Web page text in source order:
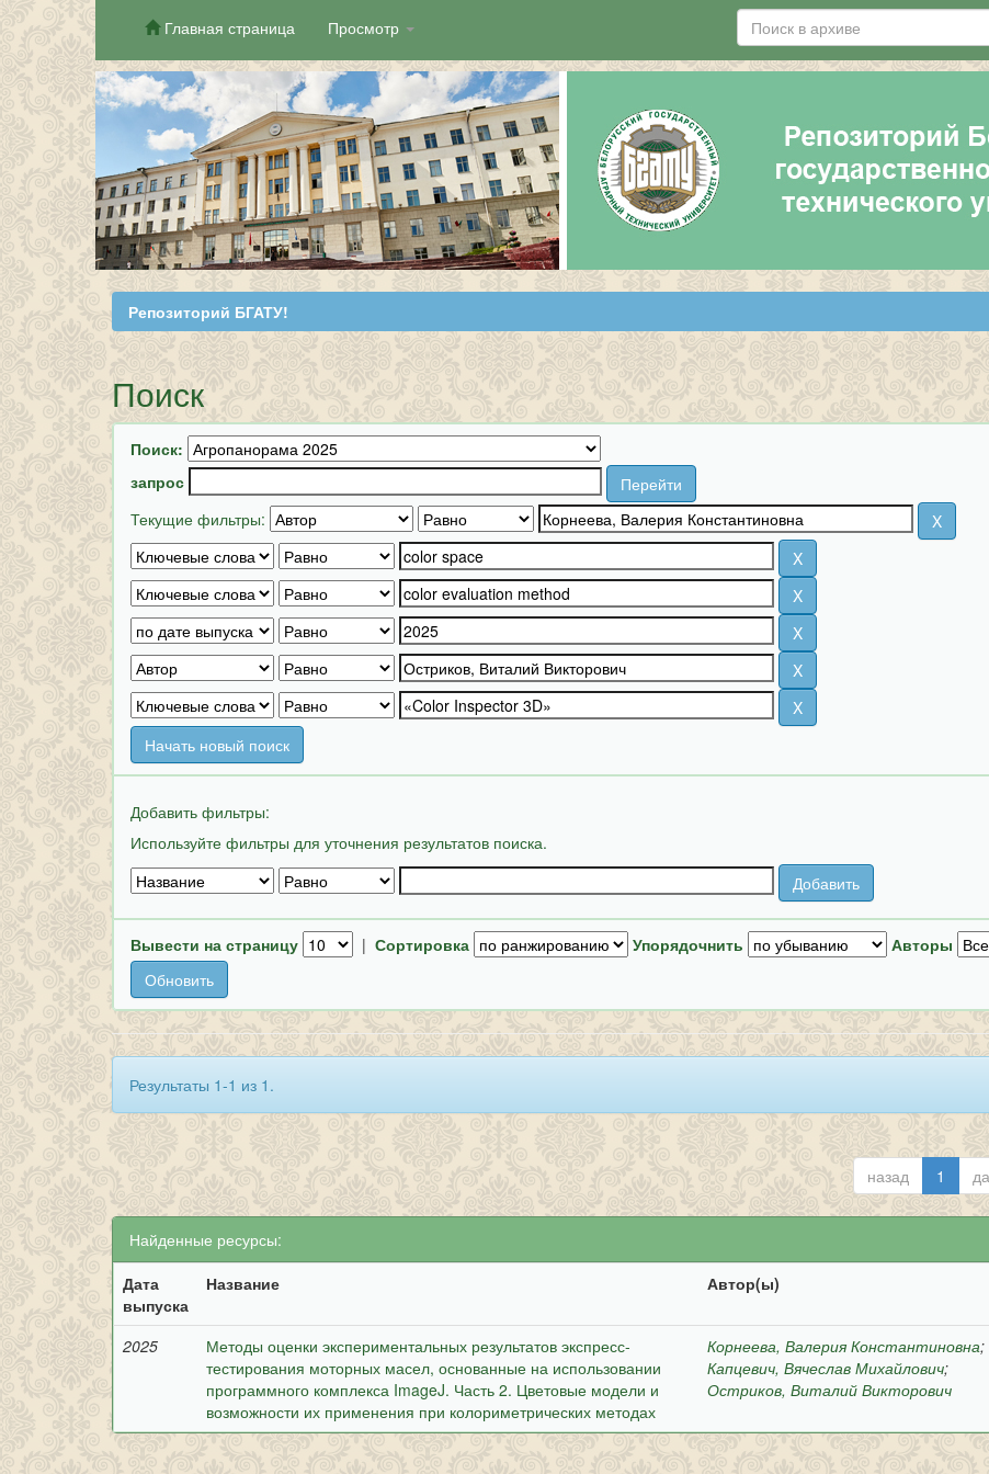
Skip
navigation
Главная страница Просмотр
Репозиторий БГАТУ!
Поиск
Поиск:
запрос
Текущие фильтры:
Начать новый поиск
Добавить фильтры:
Используйте фильтры для уточнения результатов поиска.
Вывести на страницу | Сортировка Упорядочнить Авторы
Результаты 1-1 из 1.
назад 1
Найденные ресурсы:
Дата
выпуска
Название Автор(ы)
2025
Методы оценки экспериментальных результатов экспресс-
тестирования моторных масел, основанные на использовании
программного комплекса ImageJ. Часть 2. Цветовые модели и
возможности их применения при колориметрических методах
Корнеева, Валерия Константиновна;
Капцевич, Вячеслав Михайлович;
Остриков, Виталий Викторович